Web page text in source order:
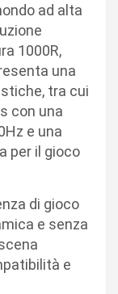
ad alta
1000R,
una
tra cui
con una
e una
per il gioco
di gioco
e senza
e